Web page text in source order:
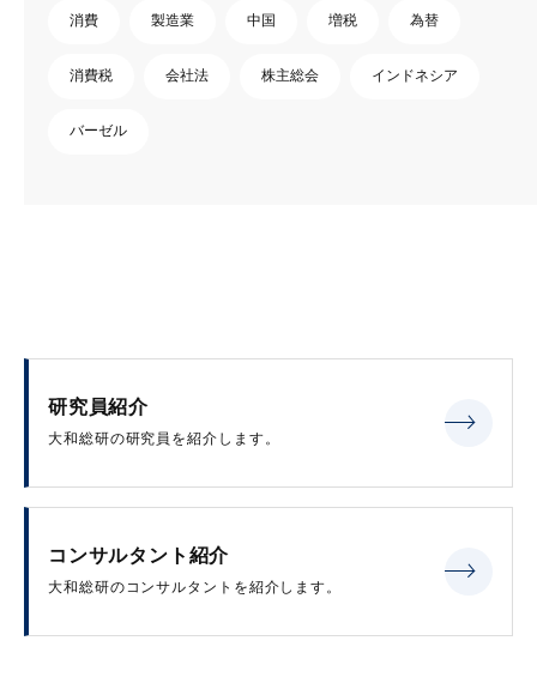
消費 製造業 中国 増税 為替
消費税 会社法 株主総会 インドネシア
バーゼル
研究員紹介
大和総研の研究員を紹介します。
コンサルタント紹介
大和総研のコンサルタントを紹介します。